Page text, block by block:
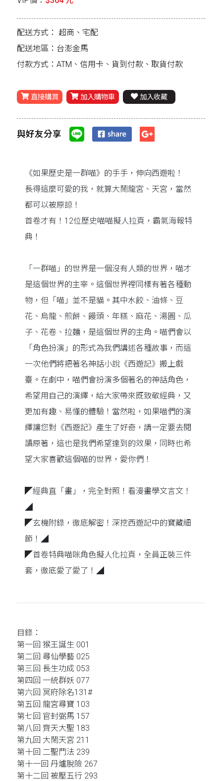
配送方式： 超商、宅配
配送地區：台澎金馬
付款方式：ATM、信用卡、貨到付款、取貨付款
直接購買 加入購物車 加入收藏
與好友分享
《如果歷史是一群喵》的手手，伸向西遊啦！
長得這麼可愛的我，就算大鬧龍宮、天宮，當然
都可以被原諒！
首卷才有！12位歷史喵喵擬人拉頁，霸氣海報特
典！
「一群喵」的世界是一個沒有人類的世界，喵才
是這個世界的主宰。這個世界裡同樣有著各種動
物，但「喵」並不是貓。其中水餃、油條、豆
花、烏龍、煎餅、饅頭、年糕、麻花、湯圓、瓜
子、花卷、拉麵，是這個世界的主角。喵們會以
「角色扮演」的形式為我們講述各種故事，而這
一次他們將把著名神話小說《西遊記》搬上戲
臺。在劇中，喵們會扮演多個著名的神話角色，
希望用自己的演繹，給大家帶來既致敬經典，又
更加有趣、易懂的體驗！當然啦，如果喵們的演
繹讓您對《西遊記》產生了好奇，請一定要去閱
讀原著，這也是我們希望達到的效果，同時也希
望大家喜歡這個喵的世界，愛你們！
◤經典直「畫」，完全對照！看漫畫學文言文！
◢
◤玄機附錄，徹底解密！深挖西遊記中的寶藏細
節！◢
◤首卷特典喵咪角色擬人化拉頁，全員正裝三件
套，徹底愛了愛了！◢
目錄：
第一回 猴王誕生 001
第二回 尋仙學藝 025
第三回 長生功成 053
第四回 一統群妖 077
第六回 冥府除名131#
第五回 龍宮尋寶 103
第七回 官封弼馬 157
第八回 齊天大聖 183
第九回 大鬧天宮 211
第十回 二聖鬥法 239
第十一回 丹爐脫險 267
第十二回 被壓五行 293